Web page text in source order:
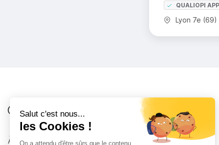
QUALIOPI
Commune :
Lyon 7e (69)
Côté Formations
À propos
Je suis
Au collège